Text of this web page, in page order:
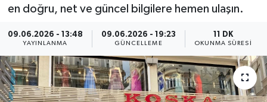
en doğru, net ve güncel bilgilere hemen ulaşın.
09.06.2026 - 13:48
YAYINLANMA
09.06.2026 - 19:23
GÜNCELLEME
11 DK
OKUNMA SÜRESI
Magazin
Ekonomi
Spor
Tüm Manşetler
Son Dakika Haberleri
Haber Arşivi